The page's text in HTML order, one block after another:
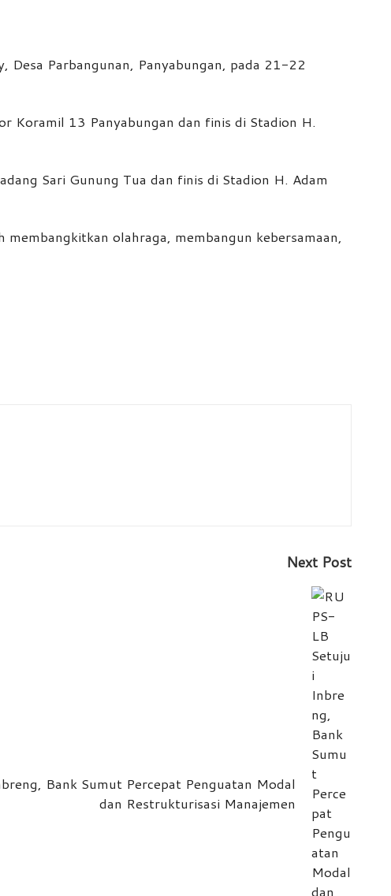
Desa Parbangunan, Panyabungan, pada 21-22
Koramil 13 Panyabungan dan finis di Stadion H.
Sari Gunung Tua dan finis di Stadion H. Adam
olahraga, membangun kebersamaan,
Next Post
Bank Sumut Percepat Penguatan Modal
dan Restrukturisasi Manajemen